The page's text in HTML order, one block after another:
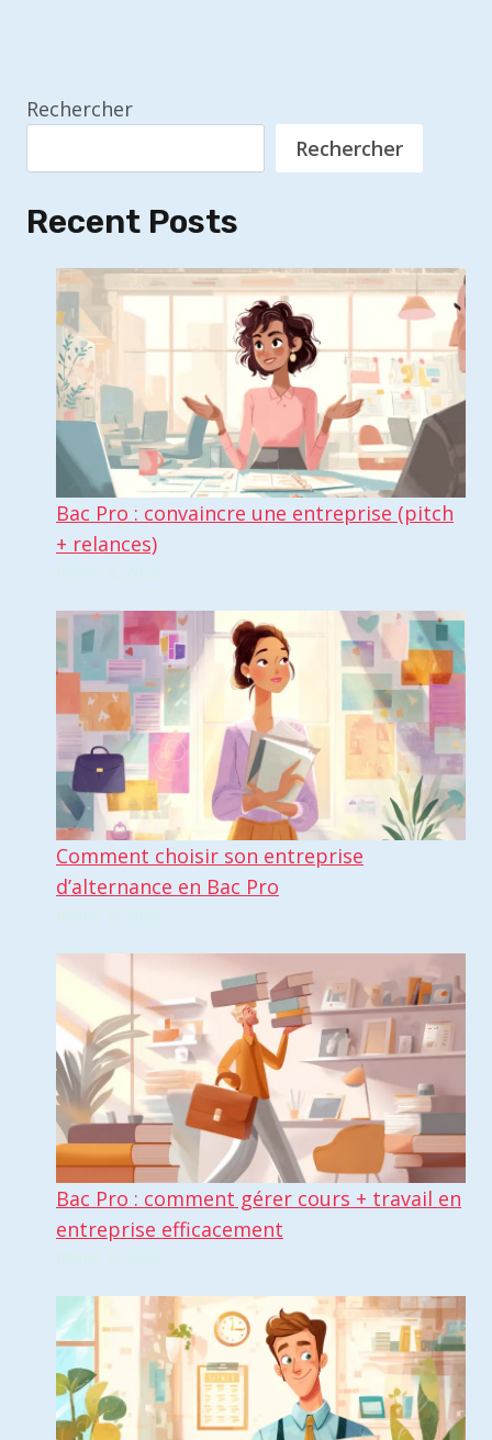
Rechercher
Rechercher
Recent Posts
Bac Pro : convaincre une entreprise (pitch
+ relances)
Comment choisir son entreprise
d’alternance en Bac Pro
Bac Pro : comment gérer cours + travail en
entreprise efficacement